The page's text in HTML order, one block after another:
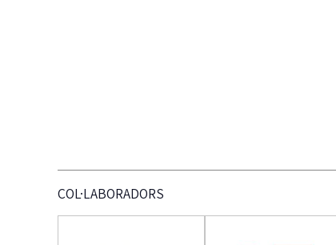
COL·LABORADORS